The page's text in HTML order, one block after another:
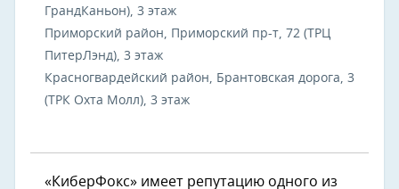
ГрандКаньон), 3 этаж
Приморский район, Приморский пр-т, 72 (ТРЦ
ПитерЛэнд), 3 этаж
Красногвардейский район, Брантовская дорога, 3
(ТРК Охта Молл), 3 этаж
«КиберФокс» имеет репутацию одного из